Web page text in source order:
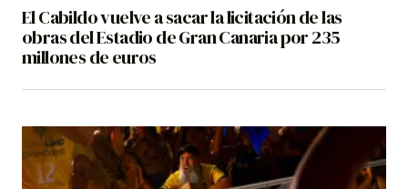
El Cabildo vuelve a sacar la licitación de las
obras del Estadio de Gran Canaria por 235
millones de euros